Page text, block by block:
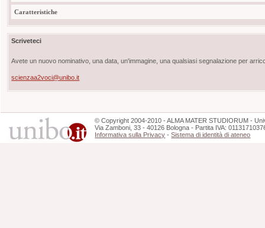
Caratteristiche
Scriveteci
Avete un nuovo nominativo, una data, un'immagine, una qualsiasi segnalazione per
scienzaa2voci@unibo.it
©Copyright 2004-2010 - ALMA MATER STUDIORUM -
Via Zamboni, 33 - 40126 Bologna - Partita IVA:
Informativa sulla Privacy -Sistema di identità di ateneo